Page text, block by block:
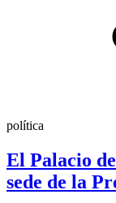
política
El Palacio
sede de la